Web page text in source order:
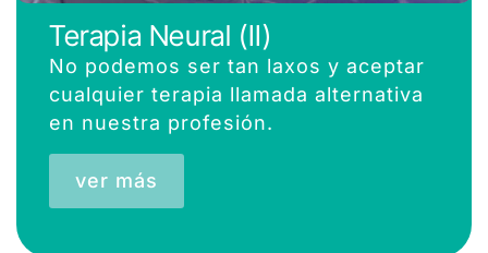
Terapia Neural (II)
No podemos ser tan laxos y aceptar
cualquier terapia llamada alternativa
en nuestra profesión.
ver más